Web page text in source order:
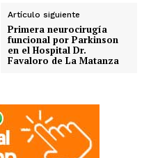
Artículo siguiente
Primera neurocirugía
funcional por Parkinson
en el Hospital Dr.
Favaloro de La Matanza